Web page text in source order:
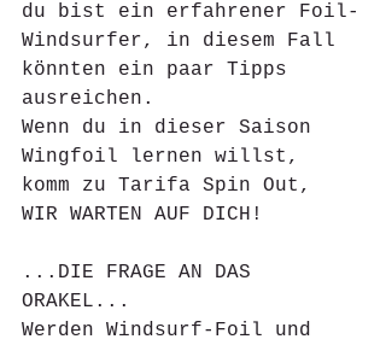
du bist ein erfahrener Foil-
Windsurfer, in diesem Fall
könnten ein paar Tipps
ausreichen.
Wenn du in dieser Saison
Wingfoil lernen willst,
komm zu Tarifa Spin Out,
WIR WARTEN AUF DICH!
...DIE FRAGE AN DAS
ORAKEL...
Werden Windsurf-Foil und